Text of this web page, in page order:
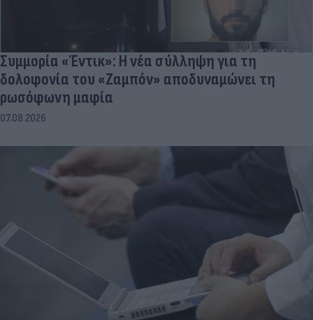
Συμμορία «Έντικ»: Η νέα σύλληψη για τη
δολοφονία του «Ζαμπόν» αποδυναμώνει τη
ρωσόφωνη μαφία
07.08.2026